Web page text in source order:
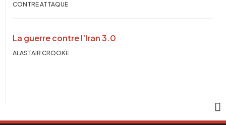
CONTRE ATTAQUE
La guerre contre l’Iran 3.0
ALASTAIR CROOKE